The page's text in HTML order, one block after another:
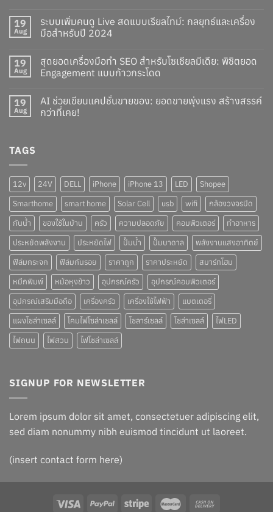
19
Aug
ระบบเพิ่มคนดู Live สดแบบเรียลไทม์: กลยุทธ์และเครื่อง
มือสำหรับปี 2024
19
Aug
สุดยอดเครื่องมือทำ SEO สำหรับโซเชียลมีเดีย: พิชิตยอด
Engagement แบบก้าวกระโดด
19
Aug
AI ช่วยเขียนแคปชั่นขายของ: ยอดขายพุ่งแรง สร้างสรรค์
กว่าที่เคย!
TAGS
12v 24V DELL iPhone iPhone 13 LED
Shopee
Smarthome
smart home Solar Cell usb wifi
กล้องวงจรปิด
กันน้ำ
ของใช้ในบ้าน ครัว ความปลอดภัย คอมพิวเตอร์
ทำอาหาร
ประหยัดพลังงาน
ประหยัดไฟ ปั๊มน้ำ ปั๊มบาดาล
พลังงานแสงอาทิตย์
ฟิล์มกระจก
ฟิล์มกันรอย ราคาถูก ราคาประหยัด
สมาร์ทโฮม
หมึกพิมพ์
หม้อหุงข้าว อุปกรณ์ครัว
อุปกรณ์คอมพิวเตอร์
อุปกรณ์เสริมมือถือ
เครื่องครัว เครื่องใช้ไฟฟ้า
แบตเตอรี่
แผงโซล่าเซลล์
โคมไฟโซล่าเซลล์ โซลาร์เซลล์ โซล่าเซลล์
ไฟLED
ไฟถนน
ไฟสวน ไฟโซล่าเซลล์
SIGNUP FOR NEWSLETTER
Lorem ipsum dolor sit amet, consectetuer adipiscing elit,
sed diam nonummy nibh euismod tincidunt ut laoreet.
(insert contact form here)